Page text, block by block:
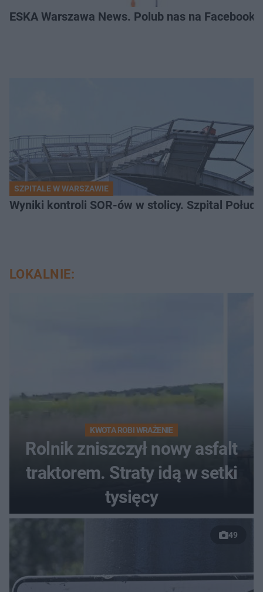
ESKA Warszawa News. Polub nas na
SZPITALE W WARSZAWIE
Wyniki kontroli SOR-ów w stolicy. Szpital
LOKALNIE:
KWOTA ROBI WRAŻENIE
Rolnik zniszczył nowy asfalt
traktorem. Straty idą w setki
tysięcy
49